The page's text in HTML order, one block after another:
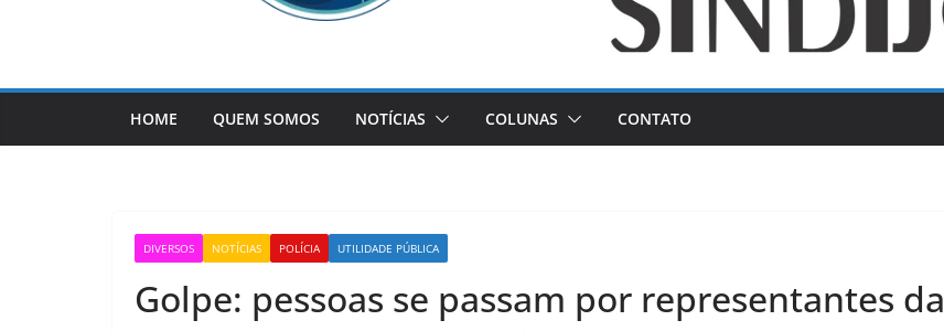
HOME QUEM SOMOS NOTÍCIAS COLUNAS CONTATO
DIVERSOS NOTÍCIAS POLÍCIA UTILIDADE PÚBLICA
Golpe: pessoas se passam por representantes da